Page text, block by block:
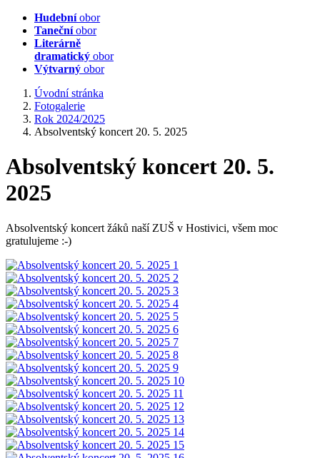
Hudebníobor
Tanečníobor
Literárně
dramatický obor
Výtvarný obor
Úvodní stránka
Fotogalerie
Rok 2024/2025
Absolventský koncert 20. 5. 2025
Absolventský koncert 20. 5.
2025
Absolventský koncert žáků naší ZUŠ v Hostivici, všem moc
gratulujeme :-)